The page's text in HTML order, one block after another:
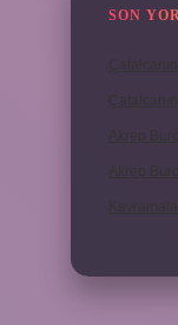
SON
Akrep
Akrep